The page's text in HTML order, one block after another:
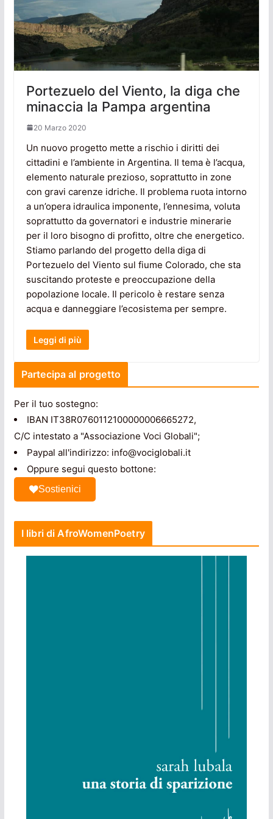
Portezuelo del Viento, la diga che
minaccia la Pampa argentina
20 Marzo 2020
Un nuovo progetto mette a rischio i diritti dei
cittadini e l’ambiente in Argentina. Il tema è l’acqua,
elemento naturale prezioso, soprattutto in zone
con gravi carenze idriche. Il problema ruota intorno
a un’opera idraulica imponente, l’ennesima, voluta
soprattutto da governatori e industrie minerarie
per il loro bisogno di profitto, oltre che energetico.
Stiamo parlando del progetto della diga di
Portezuelo del Viento sul fiume Colorado, che sta
suscitando proteste e preoccupazione della
popolazione locale. Il pericolo è restare senza
acqua e danneggiare l’ecosistema per sempre.
Leggi di più
Partecipa al progetto
Per il tuo sostegno:
IBAN IT38R0760112100000006665272,
C/C intestato a "Associazione Voci Globali";
Paypal all'indirizzo: info@vociglobali.it
Oppure segui questo bottone:
Sostienici
I libri di AfroWomenPoetry